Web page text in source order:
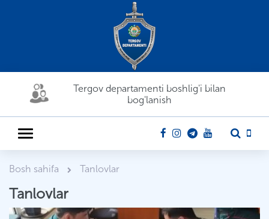
Tergov departamenti boshlig'i bilan
bog'lanish
Bosh sahifa Tanlovlar
Tanlovlar